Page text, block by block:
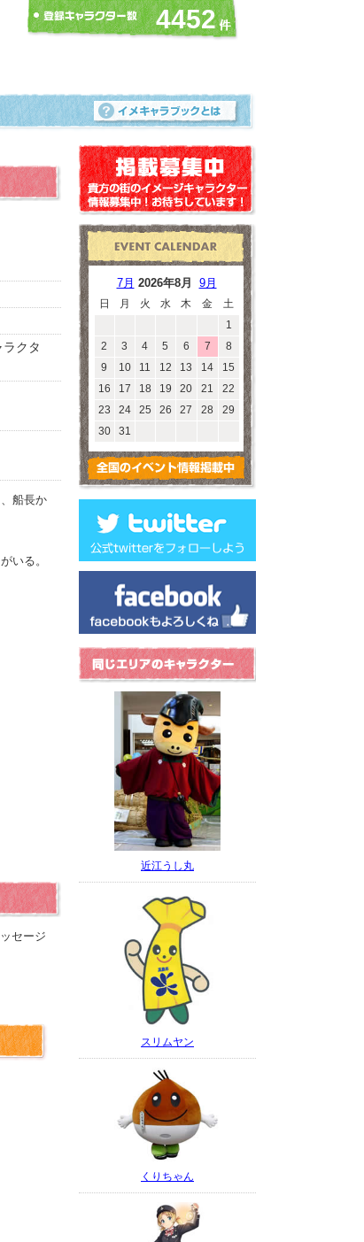
4452
クタ
船長か
いる。
セージ
7月 2026年8月 9月
日 月 火 水 木 金
土
1
2
3 4 5 6 7
8
9
10 11 12 13 14
15
16
17 18 19 20 21
22
23
24 25 26 27 28
29
30
31
近江うし丸
スリムヤン
くりちゃん